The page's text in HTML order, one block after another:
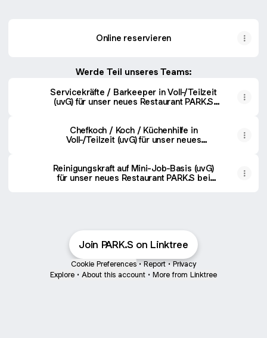
Online reservieren
Werde Teil unseres Teams:
Servicekräfte / Barkeeper in Voll-/Teilzeit
(uvG) für unser neues Restaurant PARK.S
Chefkoch / Koch / Küchenhilfe in
Voll-/Teilzeit (uvG) für unser neues
Reinigungskraft auf Mini-Job-Basis (uvG)
für unser neues Restaurant PARK.S bei
Join PARK.S on Linktree
Cookie Preferences • Report • Privacy
Explore • About this account • More from Linktree